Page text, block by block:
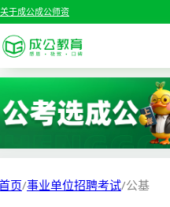
关于成公成公师资
考试公告
报考指南
首页
国家
各省
页/事业单位招聘考试/公基